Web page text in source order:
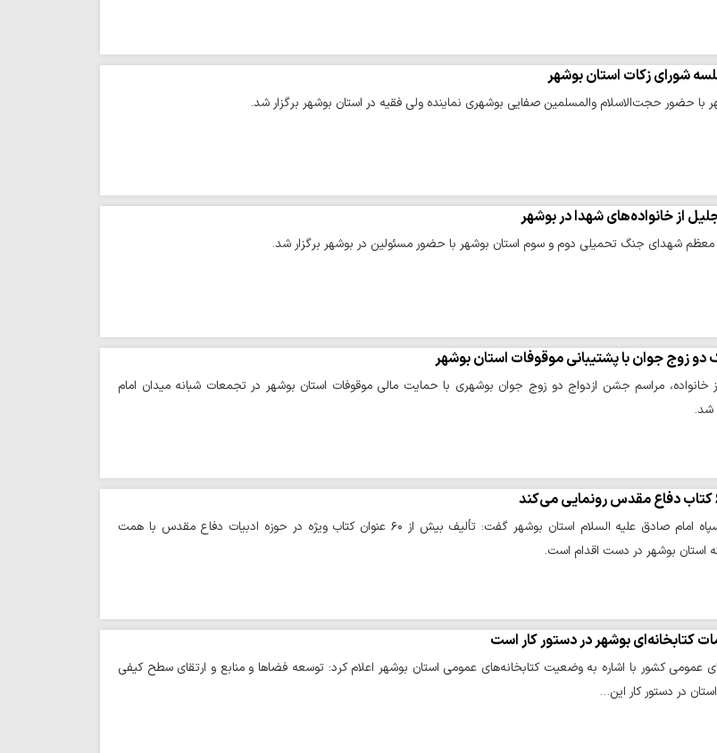
شورای زکات استان بوشهر
با حضور حجت‌الاسلام والمسلمین صفایی بوشهری نماینده ولی فقیه در استان بوشهر برگزار شد.
از خانواده‌های شهدا در بوشهر
معظم شهدای جنگ تحمیلی دوم و سوم استان بوشهر با حضور مسئولین در بوشهر برگزار شد.
دو زوج جوان با پشتیبانی موقوفات استان بوشهر
خانواده، مراسم جشن ازدواج دو زوج جوان بوشهری با حمایت مالی موقوفات استان بوشهر در تجمعات شبانه میدان امام
شد.
حوزه/ معاون فرهنگی هنری سپاه امام صادق علیه السلام استان بوشهر گفت: تألیف بیش از ۶۰ عنوان کتاب ویژه در حوزه ادبیات دفاع مقدس با همت
استان بوشهر در دست اقدام است.
کتابخانه‌ای بوشهر در دستور کار است
عمومی کشور با اشاره به وضعیت کتابخانه‌های عمومی استان بوشهر اعلام کرد: توسعه فضاها و منابع و ارتقای سطح کیفی
در دستور کار این…